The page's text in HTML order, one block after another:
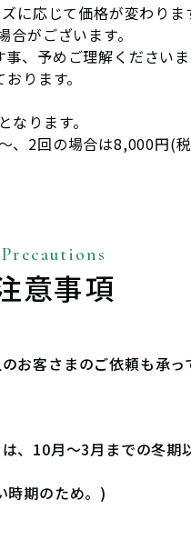
に応じて価格が変わりま
がございます。
、予めご理解ください
ります。
ります。
2回の場合は8,000円(税
意事項
お客さまのご依頼も承っ
、10月～3月までの冬期
時期のため。)